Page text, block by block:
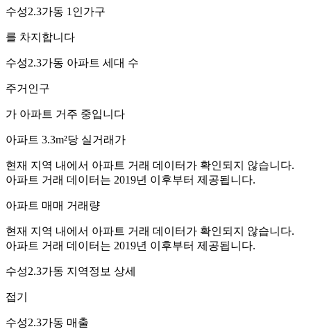
수성2.3가동 1인가구
를 차지합니다
수성2.3가동 아파트 세대 수
주거인구
가 아파트 거주 중입니다
아파트 3.3m²당 실거래가
현재 지역 내에서 아파트 거래 데이터가 확인되지 않습니다.
아파트 거래 데이터는 2019년 이후부터 제공됩니다.
아파트 매매 거래량
현재 지역 내에서 아파트 거래 데이터가 확인되지 않습니다.
아파트 거래 데이터는 2019년 이후부터 제공됩니다.
수성2.3가동 지역정보 상세
접기
수성2.3가동 매출